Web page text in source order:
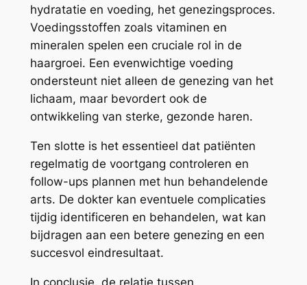
hydratatie en voeding, het genezingsproces.
Voedingsstoffen zoals vitaminen en
mineralen spelen een cruciale rol in de
haargroei. Een evenwichtige voeding
ondersteunt niet alleen de genezing van het
lichaam, maar bevordert ook de
ontwikkeling van sterke, gezonde haren.
Ten slotte is het essentieel dat patiënten
regelmatig de voortgang controleren en
follow-ups plannen met hun behandelende
arts. De dokter kan eventuele complicaties
tijdig identificeren en behandelen, wat kan
bijdragen aan een betere genezing en een
succesvol eindresultaat.
In conclusie, de relatie tussen